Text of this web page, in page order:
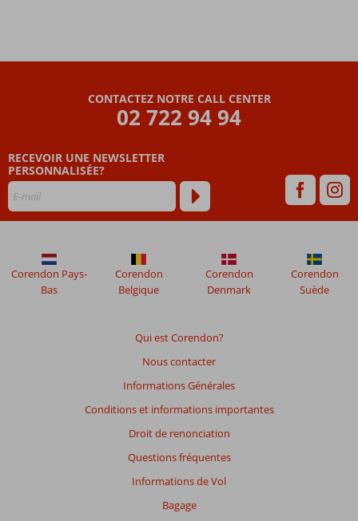
CONTACTEZ NOTRE CALL CENTER
02 722 94 94
RECEVOIR UNE NEWSLETTER
PERSONNALISÉE?
Qui est Corendon?
Nous contacter
Informations Générales
Conditions et informations importantes
Droit de renonciation
Questions fréquentes
Informations de Vol
Bagage
Corendon Pays-
Bas
Corendon
Belgique
Corendon
Denmark
Corendon
Suède